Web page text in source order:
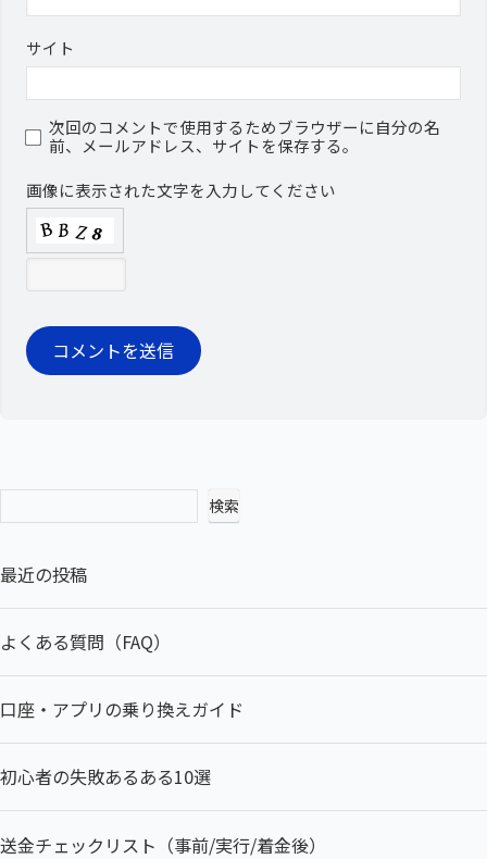
サイト
次回のコメントで使用するためブラウザーに自分の名
前、メールアドレス、サイトを保存する。
画像に表示された文字を入力してください
検索
最近の投稿
よくある質問（FAQ）
口座・アプリの乗り換えガイド
初心者の失敗あるある10選
送金チェックリスト（事前/実行/着金後）